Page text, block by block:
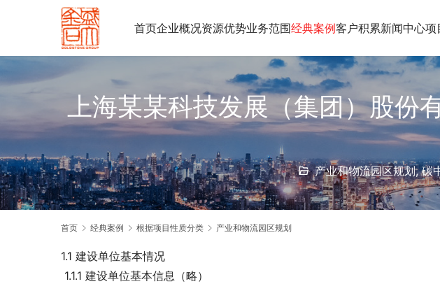
首页企业概况资源优势业务范围经典案例客户积累新闻中心项
上海某某科技发展（集团）股份
产业和物流园区规划,碳
首页 经典案例 根据项目性质分类 产业和物流园区规划
1.1 建设单位基本情况
1.1.1 建设单位基本信息（略）